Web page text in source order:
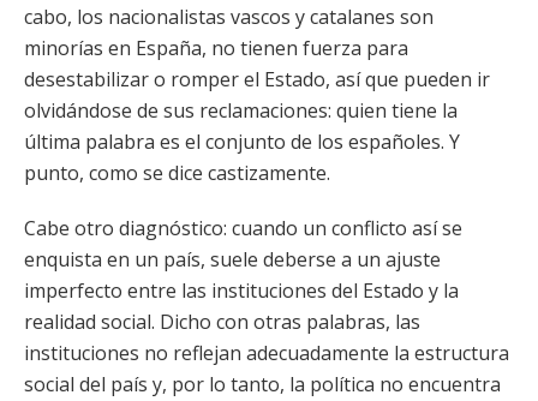
cabo, los nacionalistas vascos y catalanes son
minorías en España, no tienen fuerza para
desestabilizar o romper el Estado, así que pueden ir
olvidándose de sus reclamaciones: quien tiene la
última palabra es el conjunto de los españoles. Y
punto, como se dice castizamente.
Cabe otro diagnóstico: cuando un conflicto así se
enquista en un país, suele deberse a un ajuste
imperfecto entre las instituciones del Estado y la
realidad social. Dicho con otras palabras, las
instituciones no reflejan adecuadamente la estructura
social del país y, por lo tanto, la política no encuentra